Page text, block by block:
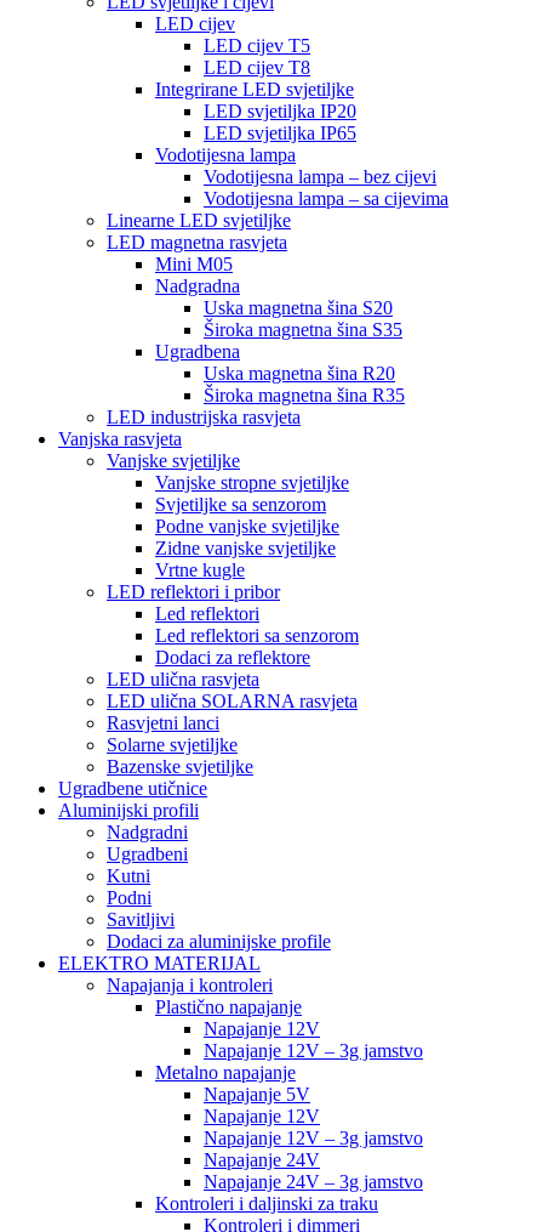
LED cijev
LED cijev T5
LED cijev T8
Integrirane LED svjetiljke
LED svjetiljka IP20
LED svjetiljka IP65
Vodotijesna lampa
Vodotijesna lampa – bez cijevi
Vodotijesna lampa – sa cijevima
Linearne LED svjetiljke
LED magnetna rasvjeta
Mini M05
Nadgradna
Uska magnetna šina S20
Široka magnetna šina S35
Ugradbena
Uska magnetna šina R20
Široka magnetna šina R35
LED industrijska rasvjeta
Vanjska rasvjeta
Vanjske svjetiljke
Vanjske stropne svjetiljke
Svjetiljke sa senzorom
Podne vanjske svjetiljke
Zidne vanjske svjetiljke
Vrtne kugle
LED reflektori i pribor
Led reflektori
Led reflektori sa senzorom
Dodaci za reflektore
LED ulična rasvjeta
LED ulična SOLARNA rasvjeta
Rasvjetni lanci
Solarne svjetiljke
Bazenske svjetiljke
Ugradbene utičnice
Aluminijski profili
Nadgradni
Ugradbeni
Kutni
Podni
Savitljivi
Dodaci za aluminijske profile
ELEKTRO MATERIJAL
Napajanja i kontroleri
Plastično napajanje
Napajanje 12V
Napajanje 12V – 3g jamstvo
Metalno napajanje
Napajanje 5V
Napajanje 12V
Napajanje 12V – 3g jamstvo
Napajanje 24V
Napajanje 24V – 3g jamstvo
Kontroleri i daljinski za traku
Kontroleri i dimmeri